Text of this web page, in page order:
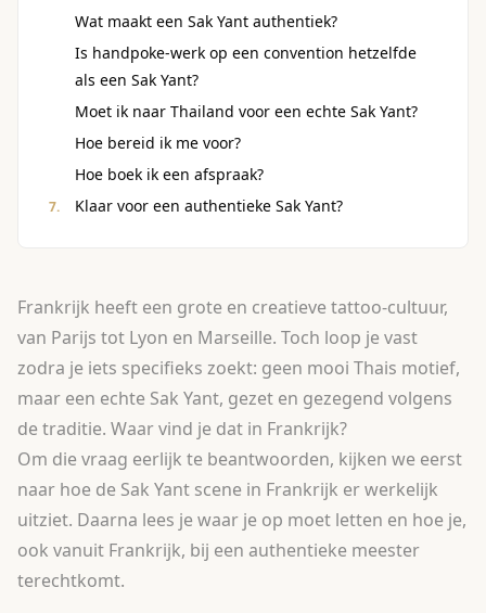
Wat maakt een Sak Yant authentiek?
Is handpoke-werk op een convention hetzelfde
als een Sak Yant?
Moet ik naar Thailand voor een echte Sak Yant?
Hoe bereid ik me voor?
Hoe boek ik een afspraak?
Klaar voor een authentieke Sak Yant?
Frankrijk heeft een grote en creatieve tattoo-cultuur,
van Parijs tot Lyon en Marseille. Toch loop je vast
zodra je iets specifieks zoekt: geen mooi Thais motief,
maar een echte Sak Yant, gezet en gezegend volgens
de traditie. Waar vind je dat in Frankrijk?
Om die vraag eerlijk te beantwoorden, kijken we eerst
naar hoe de Sak Yant scene in Frankrijk er werkelijk
uitziet. Daarna lees je waar je op moet letten en hoe je,
ook vanuit Frankrijk, bij een authentieke meester
terechtkomt.